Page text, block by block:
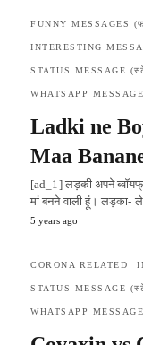
FUNNY MESSAGES
INTERESTING
STATUS MESSAGE
WHATSAPP
Ladki ne
Maa
[ad_1] लड़की अपने
मां बनने वाली हूं। लड़का-
5 years ago
CORONA RELATED
STATUS MESSAGE
WHATSAPP